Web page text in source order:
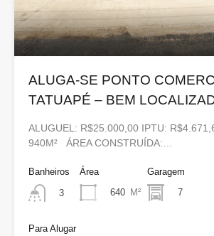
ALUGA-SE PONTO
TATUAPÉ – BEM
ALUGUEL: R$25.000,00 IPTU:
940M² ÁREA CONSTRUÍDA:…
Banheiros
3
Área
640 M²
Garagem
7
Para Alugar